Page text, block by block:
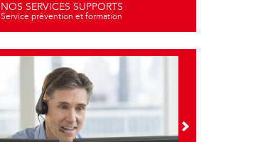
NOS SERVICES SUPPORTS
Service prévention et formation